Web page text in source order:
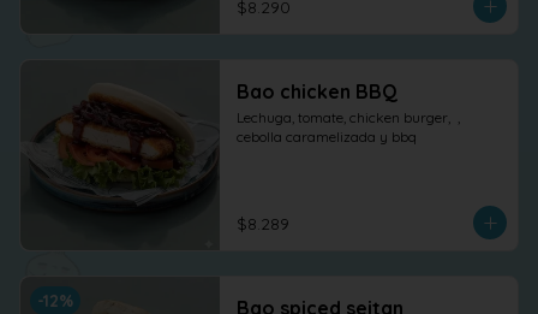
$8.290
Bao chicken BBQ
Lechuga, tomate, chicken burger,  ,
cebolla caramelizada y bbq
$8.289
-12% Bao spiced seitan